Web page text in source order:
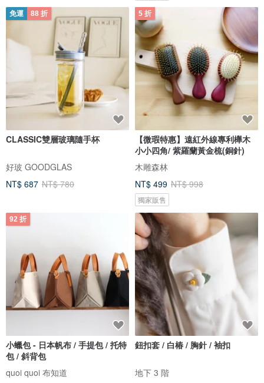
免運 88 折
CLASSIC雙層玻璃隨手杯
好玻 GOODGLAS
NT$ 687 NT$ 780
5 折
【微瑕特惠】遠紅外線專利櫸木
小小四角/ 紫羅蘭黃金梳(銅針)
木雕森林
NT$ 499 NT$ 998
獨家販售
92 折
小蠟包 - 日本帆布 / 手提包 / 托特
包 / 斜背包
quoi quoi 布知道
鈕扣套 / 白椿 / 胸針 / 袖扣
地下 3 階